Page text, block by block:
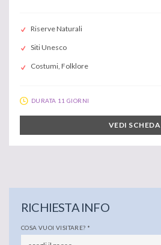
Riserve Naturali
Siti Unesco
Costumi, Folklore
DURATA 11 GIORNI
VEDI SCHEDA
RICHIESTA INFO
COSA VUOI VISITARE? *